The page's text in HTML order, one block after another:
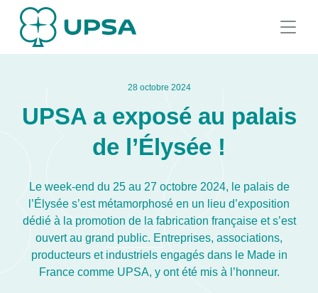
28 octobre 2024
UPSA a exposé au palais
de l’Élysée !
Le week-end du 25 au 27 octobre 2024, le palais de
l’Élysée s’est métamorphosé en un lieu d’exposition
dédié à la promotion de la fabrication française et s’est
ouvert au grand public. Entreprises, associations,
producteurs et industriels engagés dans le Made in
France comme UPSA, y ont été mis à l’honneur.